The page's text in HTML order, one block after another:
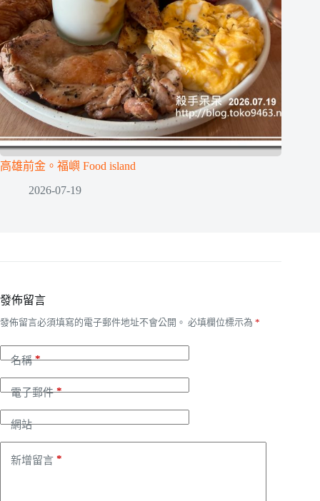
高雄前金。福嶼 Food island
2026-07-19
發佈留言
發佈留言必須填寫的電子郵件地址不會公開。 必填欄位標示為 *
名稱*
電子郵件*
網站
新增留言 *